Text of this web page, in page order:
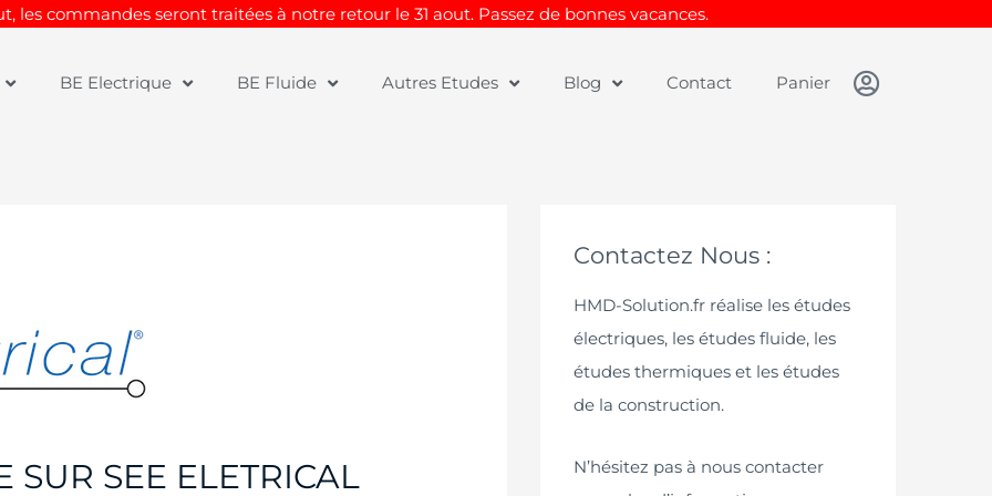
les commandes seront traitées à notre retour le 31 aout. Passez de bonnes vacances.
BE Electrique BE Fluide Autres Etudes Blog Contact Panier
SUR SEE ELETRICAL
Contactez Nous :
HMD-Solution.fr réalise les études
électriques, les études fluide, les
études thermiques et les études
de la construction.
N’hésitez pas à nous contacter